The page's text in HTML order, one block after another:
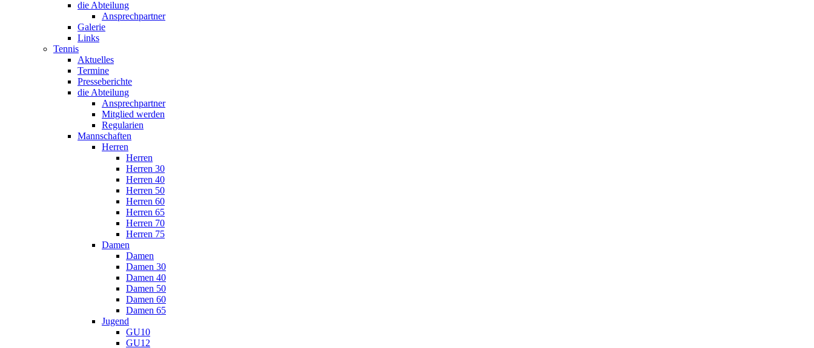
die Abteilung
Ansprechpartner
Galerie
Links
Tennis
Aktuelles
Termine
Presseberichte
die Abteilung
Ansprechpartner
Mitglied werden
Regularien
Mannschaften
Herren
Herren
Herren 30
Herren 40
Herren 50
Herren 60
Herren 65
Herren 70
Herren 75
Damen
Damen
Damen 30
Damen 40
Damen 50
Damen 60
Damen 65
Jugend
GU10
GU12